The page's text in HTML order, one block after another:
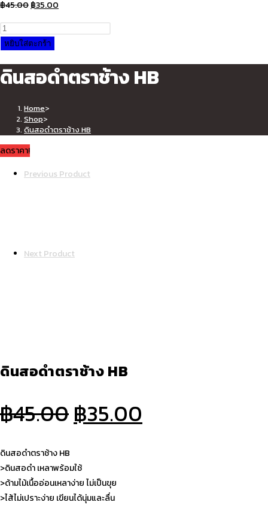
฿45.00Original
was:
฿45.00.
฿35.00
จำนวน
ดินสอ
ตรา
ช้าง
หยิบใส่ตะกร้า
ดินสอดำตราช้าง HB
Home>
Shop>
ดินสอดำตราช้าง HB
ลดราคา!
Previous Product
Next Product
ดินสอดำตราช้าง HB
฿45.00Original
price
was:
฿45.00.
฿35.00
price
ดินสอดำตราช้าง HB
>ดินสอดำ เหลาพร้อมใช้
>ด้ามไม้เนื้ออ่อนเหลาง่าย ไม่เป็นขุย
>ไส้ไม่เปราะง่าย เขียนได้นุ่มและลื่น